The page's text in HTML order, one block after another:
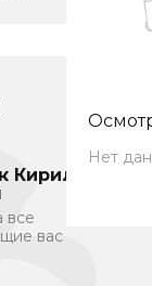
Нет
Кирилл
все
вас